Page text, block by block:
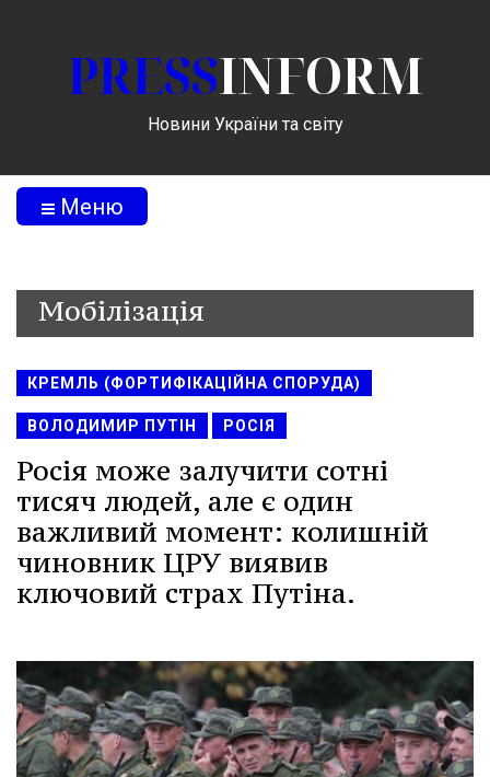
PRESSINFORM
Новини України та світу
Меню
Мобілізація
КРЕМЛЬ (ФОРТИФІКАЦІЙНА СПОРУДА)
ВОЛОДИМИР ПУТІН РОСІЯ
Росія може залучити сотні
тисяч людей, але є один
важливий момент: колишній
чиновник ЦРУ виявив
ключовий страх Путіна.